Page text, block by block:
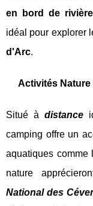
en bord de rivière
idéal pour explorer
d'Arc.
Activités
Situé à distance
camping offre un
aquatiques comme
nature
National des